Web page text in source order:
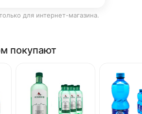
для интернет-магазина.
покупают